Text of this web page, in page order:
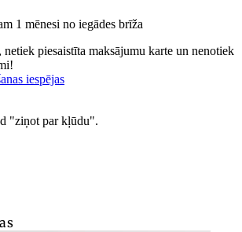
1 mēnesi no iegādes brīža
piesaistīta maksājumu karte un nenotiek
iespējas
"ziņot par kļūdu".